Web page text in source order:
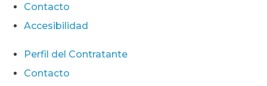
Contacto
Accesibilidad
Perfil del Contratante
Contacto